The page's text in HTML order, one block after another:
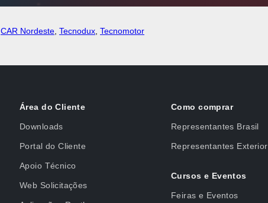
CAR Nordeste Tecnodux Tecnomotor
Área do Cliente
Downloads
Portal do Cliente
Apoio Técnico
Web Solicitações
Como comprar
Representantes Brasil
Representantes Exterior
Cursos e Eventos
Feiras e Eventos